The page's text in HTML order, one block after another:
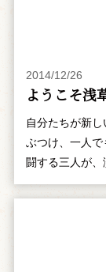
2014/12/26
ようこそ浅
自分たちが新
ぶつけ、一人
闘する三人が、